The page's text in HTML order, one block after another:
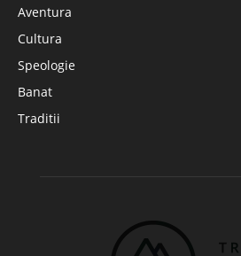
Aventura
Cultura
Speologie
Banat
Traditii